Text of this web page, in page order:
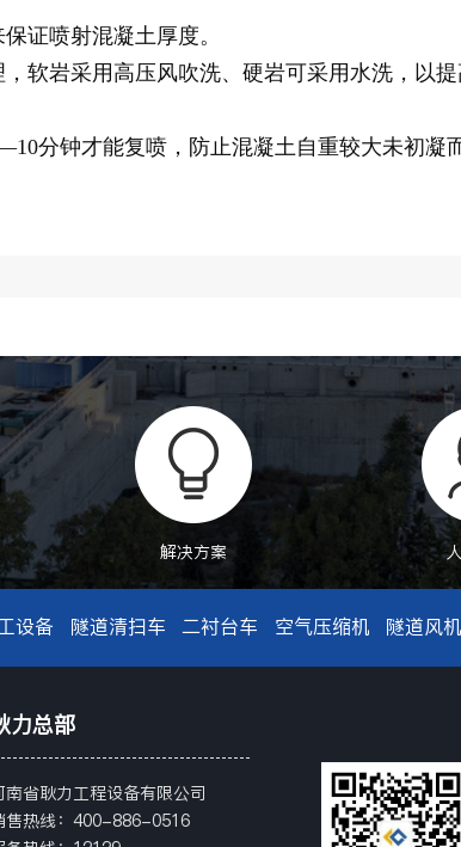
证喷射混凝土厚度。
软岩采用高压风吹洗、硬岩可采用水洗，以
分钟才能复喷，防止混凝土自重较大未初凝
解决方案
设备 隧道清扫车 二衬台车 空气压缩机 隧道风机
力总部
南省耿力工程设备有限公司
售热线：400-886-0516